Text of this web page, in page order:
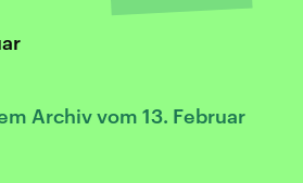
Archiv vom 13. Februar